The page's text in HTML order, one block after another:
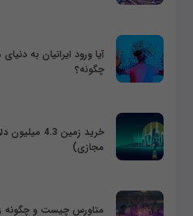
آیا ورود ایرانیان به
چگونه؟
خرید زمین
مجازی)
متاورس چیست و چگونه